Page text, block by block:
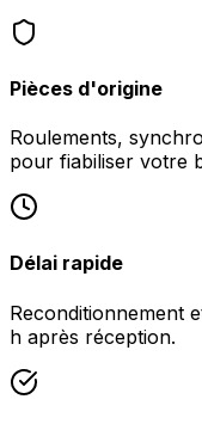
Pièces d'origine
Roulements,
pour fiabiliser votre
Délai rapide
Reconditionnement
h après réception.